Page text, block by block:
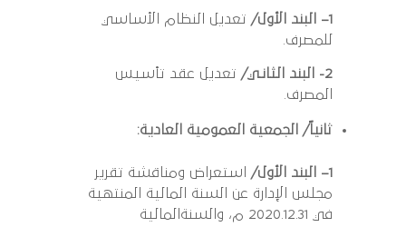
1– البند الأول/ تعديل النظام الأساسي
للمصرف.
2- البند الثانـي/
تعديل عقد تأسيس
المصرف.
ثانياً/ الجمعية العمومية العادية:
1– البند الأول/
استعراض ومناقشة تقرير
مجلس الإدارة عن السنة المالية المنتهية
في 2020.12.31 م، والسنةالمالية